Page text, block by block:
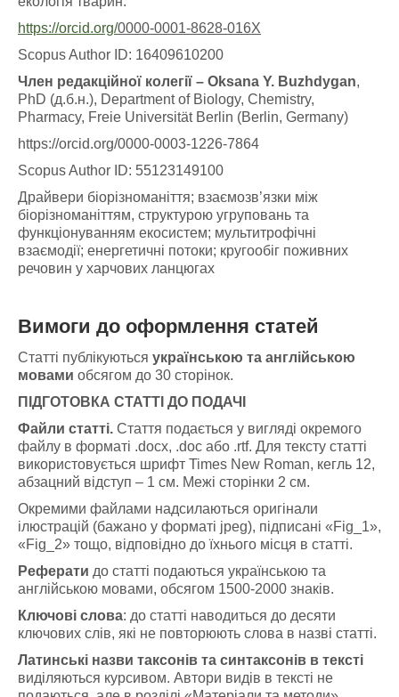
https://orcid.org/0000-0001-8628-016X
Scopus Author ID: 16409610200
Член редакційної колегії – Oksana Y. Buzhdygan,
PhD (д.б.н.), Department of Biology, Chemistry,
Pharmacy, Freie Universität Berlin (Berlin, Germany)
https://orcid.org/0000-0003-1226-7864
Scopus Author ID: 55123149100
Драйвери біорізноманіття; взаємозв’язки між
біорізноманіттям, структурою угруповань та
функціонуванням екосистем; мультитрофічні
взаємодії; енергетичні потоки; кругообіг поживних
речовин у харчових ланцюгах
Вимоги до оформлення статей
Статті публікуються українською та англійською
мовами обсягом до 30 сторінок.
ПІДГОТОВКА СТАТТІ ДО ПОДАЧІ
Файли статті. Стаття подається у вигляді окремого
файлу в форматі .docx, .doc або .rtf. Для тексту статті
використовується шрифт Times New Roman, кегль 12,
абзацний відступ – 1 см. Межі сторінки 2 см.
Окремими файлами надсилаються оригінали
ілюстрацій (бажано у форматі jpeg), підписані «Fig_1»,
«Fig_2» тощо, відповідно до їхнього місця в статті.
Реферати до статті подаються українською та
англійською мовами, обсягом 1500-2000 знаків.
Ключові слова: до статті наводиться до десяти
ключових слів, які не повторюють слова в назві статті.
Латинські назви таксонів та синтаксонів в тексті
виділяються курсивом. Автори видів в тексті не